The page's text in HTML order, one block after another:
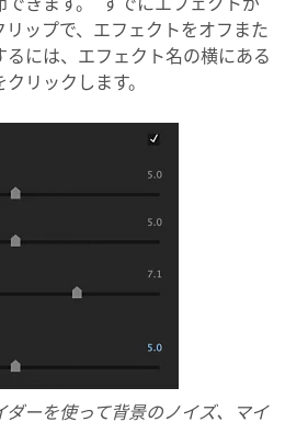
ップで、エフェクトをオフまた
には、エフェクト名の横にある
リックします。
ダーを使って背景のノイズ、マイ